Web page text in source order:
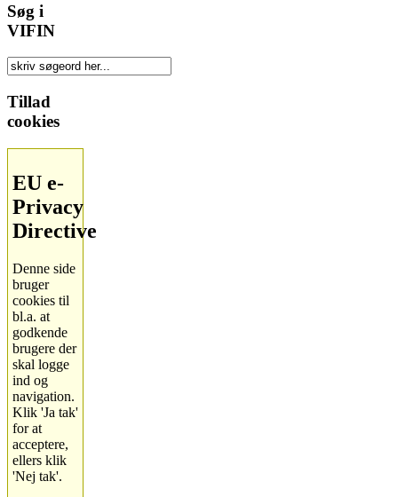
Søg i
VIFIN
Tillad
cookies
EU e-
Privacy
Directive
Denne side
bruger
cookies til
bl.a. at
godkende
brugere der
skal logge
ind og
navigation.
Klik 'Ja tak'
for at
acceptere,
ellers klik
'Nej tak'.